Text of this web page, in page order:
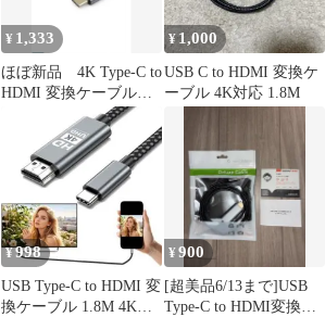
¥ 1,333
ほぼ新品 4K Type-C to
HDMI 変換ケーブル
1.8M接続ケーブル
¥ 1,000
USB C to HDMI 変換ケ
ーブル 4K対応 1.8M
¥ 998
USB Type-C to HDMI 変
換ケーブル 1.8M 4K
¥900
[超美品6/13まで]USB
Type-C to HDMI変換ケ